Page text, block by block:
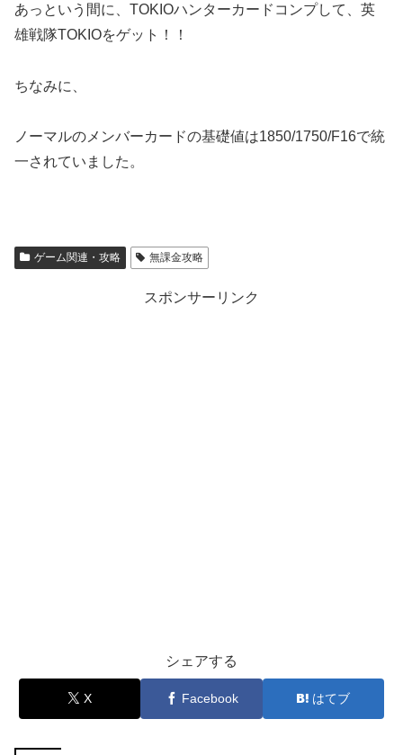
あっという間に、TOKIOハンターカードコンプして、英
雄戦隊TOKIOをゲット！！
ちなみに、
ノーマルのメンバーカードの基礎値は1850/1750/F16で統
一されていました。
ゲーム関連・攻略 無課金攻略
スポンサーリンク
シェアする
X Facebook はてブ